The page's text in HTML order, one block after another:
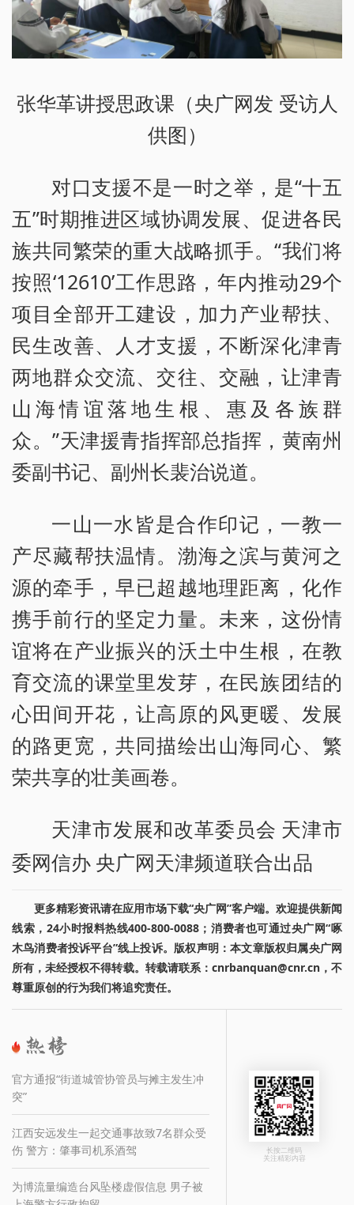
张华革讲授思政课（央广网发 受访人
供图）
对口支援不是一时之举，是“十五
五”时期推进区域协调发展、促进各民
族共同繁荣的重大战略抓手。“我们将
按照‘12610’工作思路，年内推动29个
项目全部开工建设，加力产业帮扶、
民生改善、人才支援，不断深化津青
两地群众交流、交往、交融，让津青
山海情谊落地生根、惠及各族群
众。”天津援青指挥部总指挥，黄南州
委副书记、副州长裴治说道。
一山一水皆是合作印记，一教一
产尽藏帮扶温情。渤海之滨与黄河之
源的牵手，早已超越地理距离，化作
携手前行的坚定力量。未来，这份情
谊将在产业振兴的沃土中生根，在教
育交流的课堂里发芽，在民族团结的
心田间开花，让高原的风更暖、发展
的路更宽，共同描绘出山海同心、繁
荣共享的壮美画卷。
天津市发展和改革委员会 天津市
委网信办 央广网天津频道联合出品
更多精彩资讯请在应用市场下载“央广网”客户端。欢迎提供新闻
线索，24小时报料热线400-800-0088；消费者也可通过央广网“啄
木鸟消费者投诉平台”线上投诉。版权声明：本文章版权归属央广网
所有，未经授权不得转载。转载请联系：cnrbanquan@cnr.cn，不
尊重原创的行为我们将追究责任。
官方通报“街道城管协管员与摊主发生冲
突”
江西安远发生一起交通事故致7名群众受
伤 警方：肇事司机系酒驾
为博流量编造台风坠楼虚假信息 男子被
长按二维码
关注精彩内容